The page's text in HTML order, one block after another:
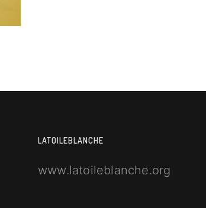
LATOILEBLANCHE
www.latoileblanche.org